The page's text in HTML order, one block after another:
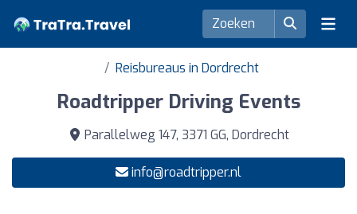
Reisbureaus in Dordrecht
Roadtripper Driving Events
Parallelweg 147, 3371 GG, Dordrecht
info@roadtripper.nl